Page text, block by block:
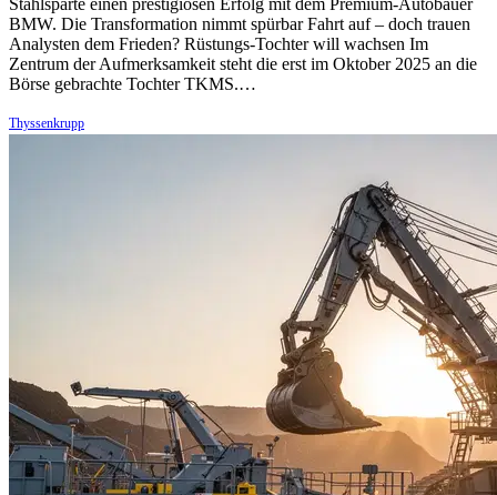
Stahlsparte einen prestigiösen Erfolg mit dem Premium-Autobauer
BMW. Die Transformation nimmt spürbar Fahrt auf – doch trauen
Analysten dem Frieden? Rüstungs-Tochter will wachsen Im
Zentrum der Aufmerksamkeit steht die erst im Oktober 2025 an die
Börse gebrachte Tochter TKMS.…
Thyssenkrupp